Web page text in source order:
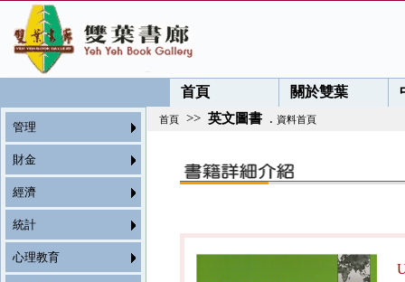
首頁 關於雙葉
管理
財金
經濟
統計
心理教育
首頁 >> 英文圖書 . 資料首頁